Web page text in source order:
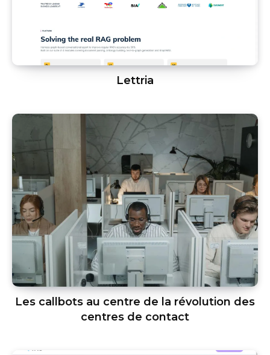
Lettria
Les callbots au centre de la révolution des
centres de contact